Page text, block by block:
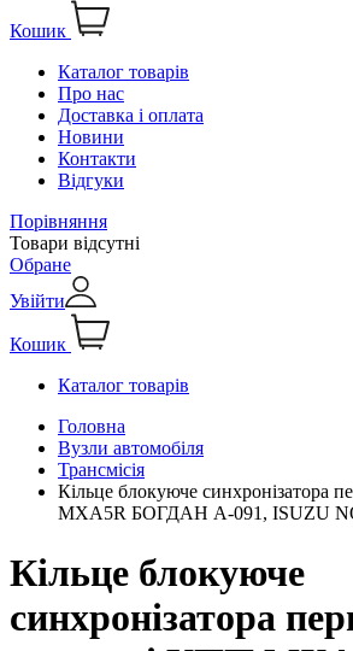
Кошик
Каталог товарів
Про нас
Доставка і оплата
Новини
Контакти
Відгуки
Порівняння
Товари відсутні
Обране
Увійти
Кошик
Каталог товарів
Головна
Вузли автомобіля
Трансмісія
Кільце блокуюче синхронізатора
MXA5R БОГДАН А-091, ISUZU
Кільце блокуюче
синхронізатора